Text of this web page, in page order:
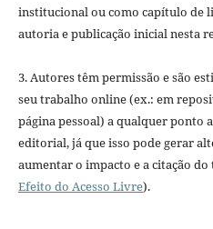
institucional ou como capítulo de
autoria e publicação inicial nesta
3. Autores têm permissão e são
seu trabalho online (ex.: em
página pessoal) a qualquer ponto
editorial, já que isso pode gerar
aumentar o impacto e a citação
Efeito do Acesso Livre).